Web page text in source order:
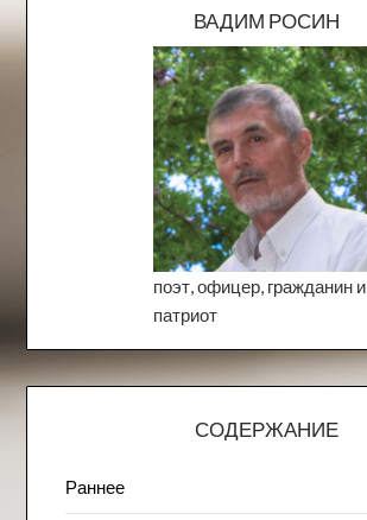
ВАДИМ РОСИН
поэт, офицер, гражданин и
патриот
СОДЕРЖАНИЕ
Раннее